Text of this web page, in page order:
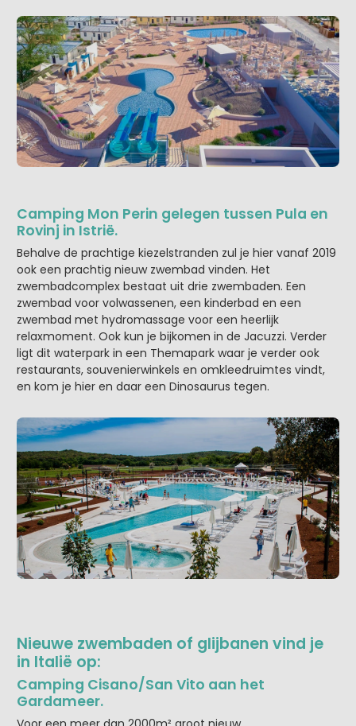
Camping Mon Perin gelegen tussen Pula en
Rovinj in Istrië.
Behalve de prachtige kiezelstranden zul je hier vanaf 2019
ook een prachtig nieuw zwembad vinden. Het
zwembadcomplex bestaat uit drie zwembaden. Een
zwembad voor volwassenen, een kinderbad en een
zwembad met hydromassage voor een heerlijk
relaxmoment. Ook kun je bijkomen in de Jacuzzi. Verder
ligt dit waterpark in een Themapark waar je verder ook
restaurants, souvenierwinkels en omkleedruimtes vindt,
en kom je hier en daar een Dinosaurus tegen.
Nieuwe zwembaden of glijbanen vind je
in Italië op:
Camping Cisano/San Vito aan het
Gardameer.